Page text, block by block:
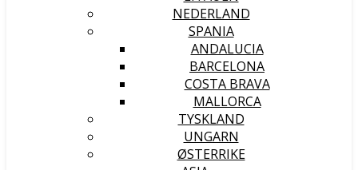
NEDERLAND
SPANIA
ANDALUCIA
BARCELONA
COSTA BRAVA
MALLORCA
TYSKLAND
UNGARN
ØSTERRIKE